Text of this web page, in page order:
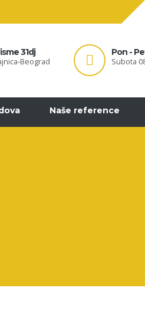
31dj
Beograd
Pon -
Subota
Naše reference